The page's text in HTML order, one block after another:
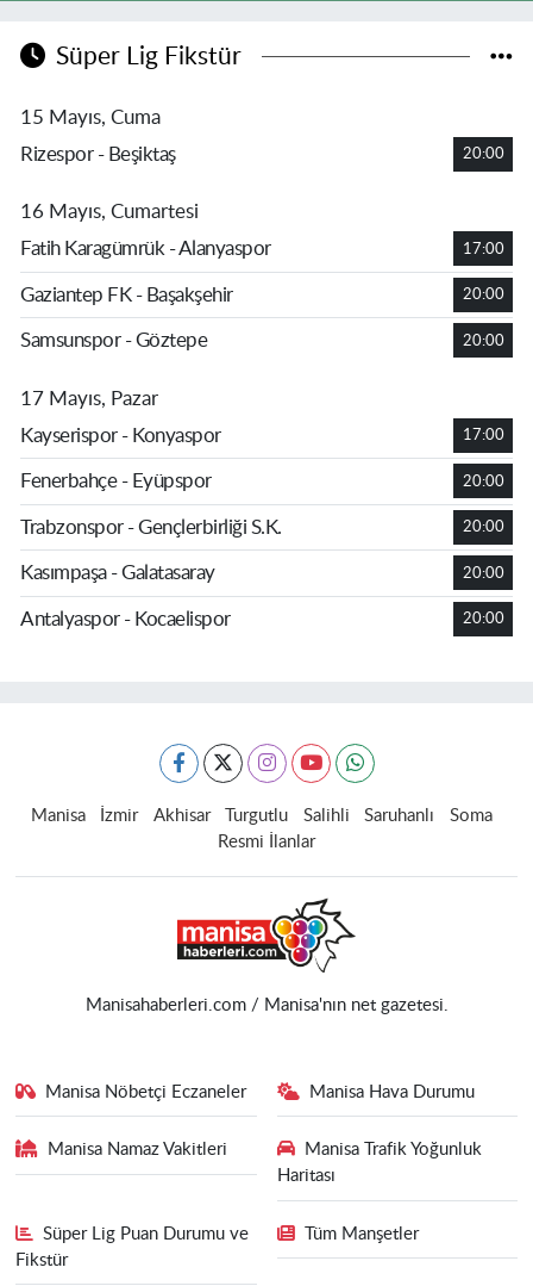
Süper Lig Fikstür
15 Mayıs, Cuma
Rizespor - Beşiktaş
20:00
16 Mayıs, Cumartesi
Fatih Karagümrük - Alanyaspor
17:00
Gaziantep FK - Başakşehir 20:00
Samsunspor - Göztepe 20:00
17 Mayıs, Pazar
Kayserispor - Konyaspor
17:00
Fenerbahçe - Eyüpspor 20:00
Trabzonspor - Gençlerbirliği S.K. 20:00
Kasımpaşa - Galatasaray 20:00
Antalyaspor - Kocaelispor 20:00
Manisa İzmir Akhisar Turgutlu Salihli Saruhanlı
Soma
Resmi İlanlar
Manisahaberleri.com / Manisa'nın net gazetesi.
Manisa Nöbetçi Eczaneler Manisa Hava Durumu
Manisa Namaz Vakitleri
Manisa Trafik Yoğunluk
Haritası
Süper Lig Puan Durumu ve
Fikstür
Tüm Manşetler